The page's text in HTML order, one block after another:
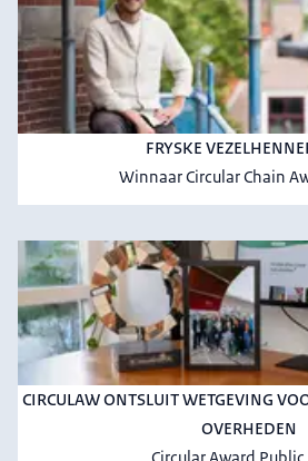
FRYSKE
Winnaar Circular Chain
CIRCULAW ONTSLUIT WETGEVING
OVERHEDEN